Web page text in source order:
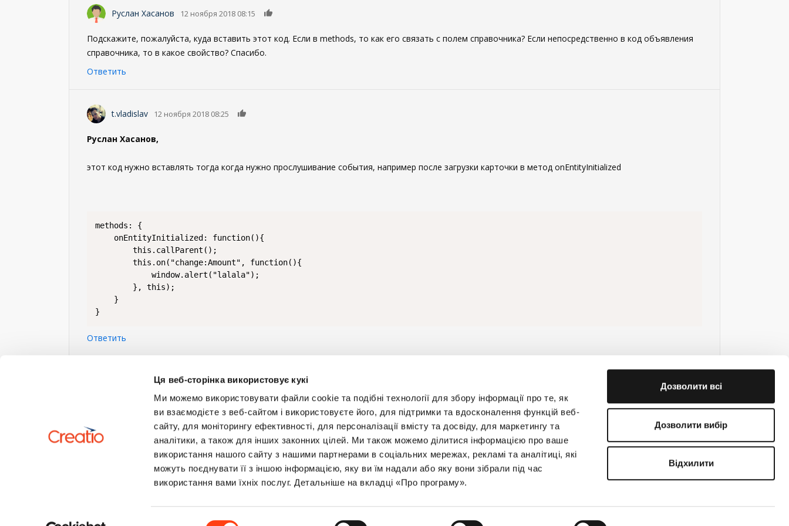
Ця веб-сторінка використовує кукі
Ми можемо використовувати файли cookie та подібні технології для збору інформації про те, як
ви взаємодієте з веб-сайтом і використовуєте його, для підтримки та вдосконалення функцій веб-
сайту, для моніторингу ефективності, для персоналізації вмісту та досвіду, для маркетингу та
аналітики, а також для інших законних цілей. Ми також можемо ділитися інформацією про ваше
використання нашого сайту з нашими партнерами в соціальних мережах, рекламі та аналітиці, які
можуть поєднувати її з іншою інформацією, яку ви їм надали або яку вони зібрали під час
використання вами їхніх послуг. Детальніше на вкладці «Про програму».
Дозволити всі
Дозволити вибір
Відхилити
Руслан Хасанов 12 ноября 2018 08:15
Подскажите, пожалуйста, куда вставить этот код. Если в methods, то как его связать с полем справочника? Если непосредственно в код объявления
справочника, то в какое свойство? Спасибо.
Ответить
t.vladislav 12 ноября 2018 08:25
Руслан Хасанов,
этот код нужно вставлять тогда когда нужно прослушивание события, например после загрузки карточки в метод onEntityInitialized
methods: {
    onEntityInitialized: function(){
        this.callParent();
        this.on("change:Amount", function(){
            window.alert("lalala");
        }, this);
    }
}
Ответить
Будьте на связи!
+38 (044) 363-31-33 support@creatio.com